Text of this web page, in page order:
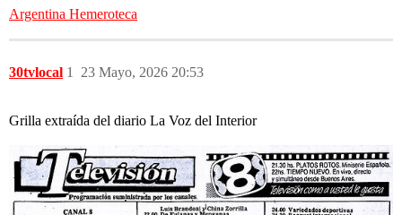
Argentina Hemeroteca
30tvlocal 23 Mayo, 2026 20:53
1
Grilla extraída del diario La Voz del Interior